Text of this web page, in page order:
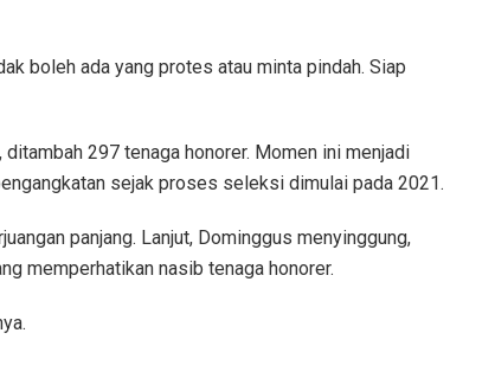
boleh ada yang protes atau minta pindah. Siap
297 tenaga honorer. Momen ini menjadi
sejak proses seleksi dimulai pada 2021.
panjang. Lanjut, Dominggus menyinggung,
memperhatikan nasib tenaga honorer.